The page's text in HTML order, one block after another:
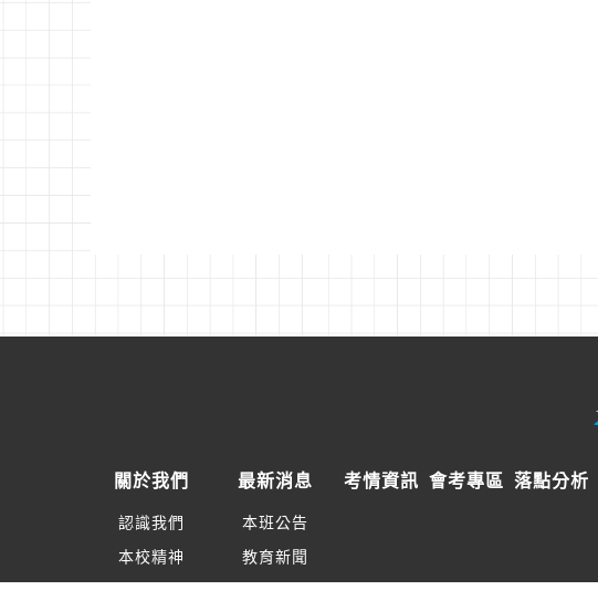
關於我們
認識我們
本校精神
最新消息
本班公告
教育新聞
考情資訊 會考專區 落點分析